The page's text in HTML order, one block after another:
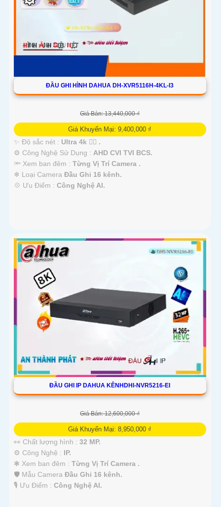
ĐẦU GHI HÌNH DAHUA DH-XVR5116H-4KL-I3
Giá Bán: 13,440,000 ₫
Giá Khuyến Mại: 9,400,000 ₫
✨ Độ sắc nét : Ultra 4k 👍🏾 .
⚙ Công Nghệ Sử Dụng : AHD CVI TVI BCS.
🔦 Xem ban đêm : Từng Vị Trí Camera .
❄ Loại Camera Đầu Ghi 16 kênh.
️💠 Ưu Điểm : Công Nghệ AI.
ĐẦU GHI IP DAHUA KÊNHDHI-NVR5216-EI
Giá Bán: 12,600,000 ₫
Giá Khuyến Mại: 8,950,000 ₫
👀 Chất lượng hình : 32 MP.
⚙ Công Nghệ : IP.
❃ Xem ban đêm : Từng Vị Trí Camera .
🛡 Mẫu Camera Đầu Ghi 16 kênh.
️🎙 Ưu Điểm : Công Nghệ AI.